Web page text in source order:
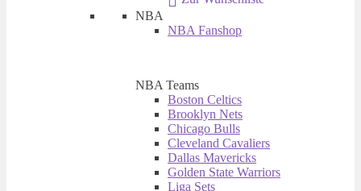
NBA
NBA Fanshop
NBA Teams
Boston Celtics
Brooklyn Nets
Chicago Bulls
Cleveland Cavaliers
Dallas Mavericks
Golden State Warriors
Liga Sets